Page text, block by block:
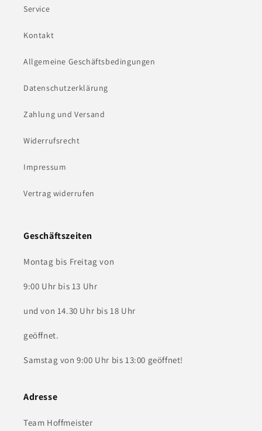
Service
Kontakt
Allgemeine Geschäftsbedingungen
Datenschutzerklärung
Zahlung und Versand
Widerrufsrecht
Impressum
Vertrag widerrufen
Geschäftszeiten
Montag bis Freitag von
9:00 Uhr bis 13 Uhr
und von 14.30 Uhr bis 18 Uhr
geöffnet.
Samstag von 9:00 Uhr bis 13:00 geöffnet!
Adresse
Team Hoffmeister